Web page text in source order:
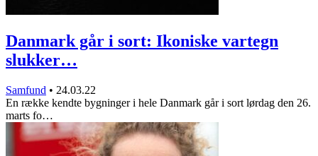
Danmark går i sort: Ikoniske vartegn
slukker…
Samfund • 24.03.22
En række kendte bygninger i hele Danmark går i sort lørdag den 26.
marts fo…